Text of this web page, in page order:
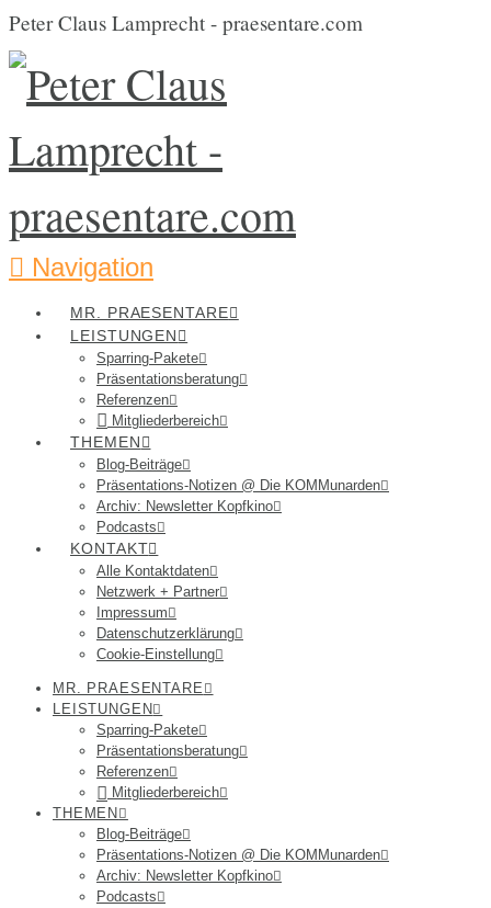
Peter Claus Lamprecht - praesentare.com
Navigation
MR. PRAESENTARE
LEISTUNGEN
Sparring-Pakete
Präsentationsberatung
Referenzen
Mitgliederbereich
THEMEN
Blog-Beiträge
Präsentations-Notizen @ Die KOMMunarden
Archiv: Newsletter Kopfkino
Podcasts
KONTAKT
Alle Kontaktdaten
Netzwerk + Partner
Impressum
Datenschutzerklärung
Cookie-Einstellung
MR. PRAESENTARE
LEISTUNGEN
Sparring-Pakete
Präsentationsberatung
Referenzen
Mitgliederbereich
THEMEN
Blog-Beiträge
Präsentations-Notizen @ Die KOMMunarden
Archiv: Newsletter Kopfkino
Podcasts